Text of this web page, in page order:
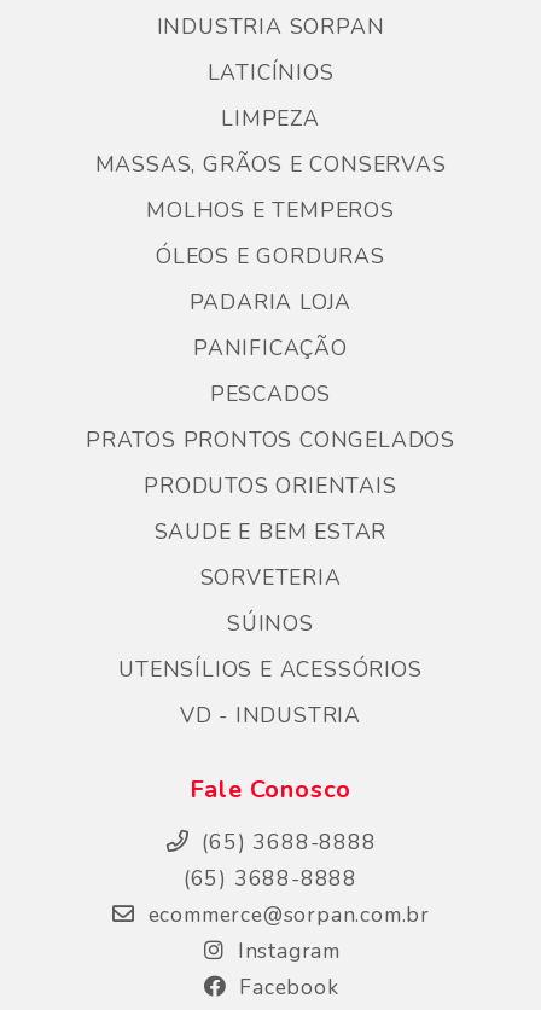
INDUSTRIA SORPAN
LATICÍNIOS
LIMPEZA
MASSAS, GRÃOS E CONSERVAS
MOLHOS E TEMPEROS
ÓLEOS E GORDURAS
PADARIA LOJA
PANIFICAÇÃO
PESCADOS
PRATOS PRONTOS CONGELADOS
PRODUTOS ORIENTAIS
SAUDE E BEM ESTAR
SORVETERIA
SÚINOS
UTENSÍLIOS E ACESSÓRIOS
VD - INDUSTRIA
Fale Conosco
(65) 3688-8888
(65) 3688-8888
ecommerce@sorpan.com.br
Instagram
Facebook